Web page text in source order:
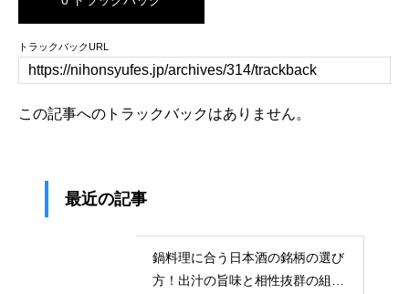
トラックバックURL
この記事へのトラックバックはありません。
最近の記事
鍋料理に合う日本酒の銘柄の選び
方！出汁の旨味と相性抜群の組み